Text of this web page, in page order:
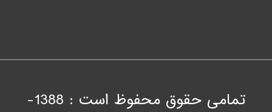
تمامی حقوق محفوظ است : 1388-